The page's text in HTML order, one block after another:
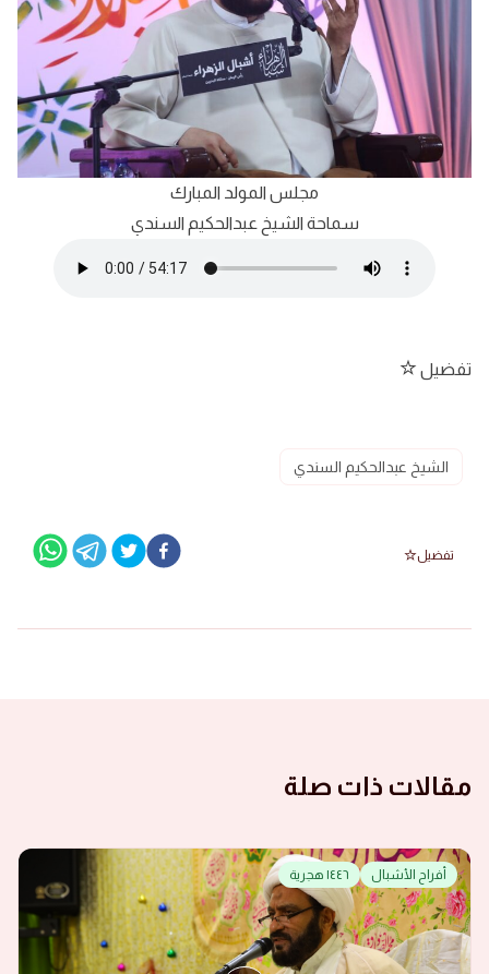
مجلس المولد المبارك
سماحة الشيخ عبدالحكيم السندي
تفضيل
الشيخ عبدالحكيم السندي
تفضيل
مقالات ذات صلة
أفراح الأشبال ١٤٤٦ هجرية